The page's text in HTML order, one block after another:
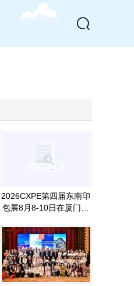
2026CXPE第四届东南印
包展8月8-10日在厦门举